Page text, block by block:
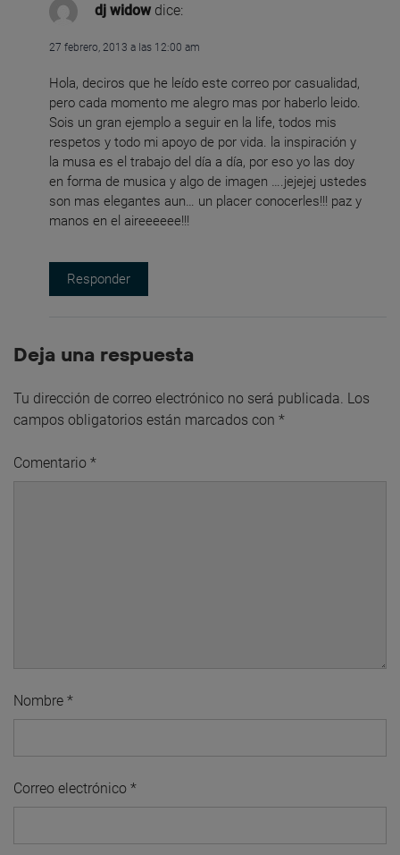
dj widow dice:
27 febrero, 2013 a las 12:00 am
Hola, deciros que he leído este correo por casualidad,
pero cada momento me alegro mas por haberlo leido.
Sois un gran ejemplo a seguir en la life, todos mis
respetos y todo mi apoyo de por vida. la inspiración y
la musa es el trabajo del día a día, por eso yo las doy
en forma de musica y algo de imagen ….jejejej ustedes
son mas elegantes aun… un placer conocerles!!! paz y
manos en el aireeeeee!!!
Responder
Deja una respuesta
Tu dirección de correo electrónico no será publicada. Los
campos obligatorios están marcados con *
Comentario *
Nombre *
Correo electrónico *